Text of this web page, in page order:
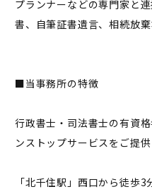
プランナーなどの専門家と
書、自筆証書遺言、相続放
■当事務所の特徴
行政書士・司法書士の有資
ンストップサービスをご提
「北千住駅」西口から徒歩